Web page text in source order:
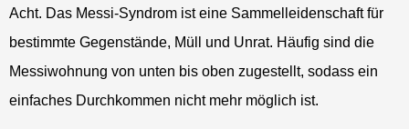
Acht. Das Messi-Syndrom ist eine Sammelleidenschaft für
bestimmte Gegenstände, Müll und Unrat. Häufig sind die
Messiwohnung von unten bis oben zugestellt, sodass ein
einfaches Durchkommen nicht mehr möglich ist.